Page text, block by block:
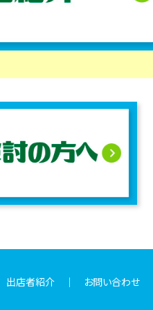
出店者紹介｜ お問い合わせ